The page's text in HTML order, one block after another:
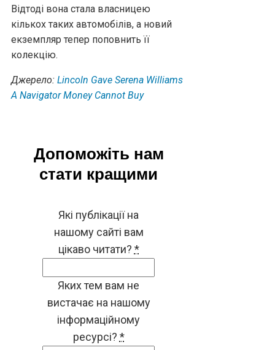
Відтоді вона стала власницею
кількох таких автомобілів, а новий
екземпляр тепер поповнить її
колекцію.
Джерело: Lincoln Gave Serena Williams
A Navigator Money Cannot Buy
Допоможіть нам
стати кращими
Які публікації на
нашому сайті вам
цікаво читати? *
Яких тем вам не
вистачає на нашому
інформаційному
ресурсі? *